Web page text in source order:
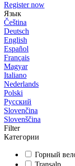
Register now
Язык
Čeština
Deutsch
English
Español
Français
Magyar
Italiano
Nederlands
Polski
Русский
Slovenčina
Slovenščina
Filter
Категории
Горный